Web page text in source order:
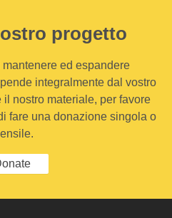
progetto
ed espandere
integralmente dal vostro
nostro materiale, per favore
fare una donazione singola o